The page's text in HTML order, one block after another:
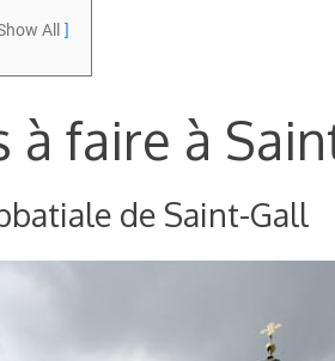
All
à faire à
de Saint-Gall